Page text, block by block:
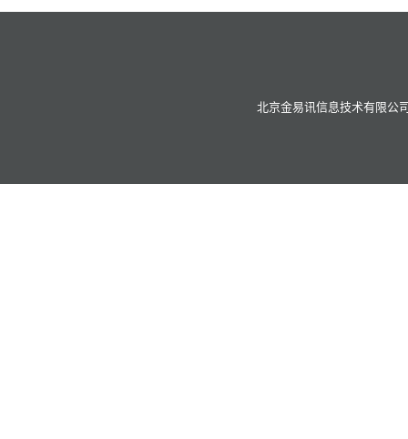
北京金易讯信息技术有限公